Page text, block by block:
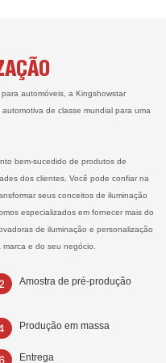
automóveis, a Kingshowstar
de classe mundial para uma
bem-sucedido de produtos de
dos clientes. Você pode confiar na
seus conceitos de iluminação
especializados em fornecer mais do
de iluminação e personalização
e do seu negócio.
Amostra de pré-produção
Produção em massa
Entrega